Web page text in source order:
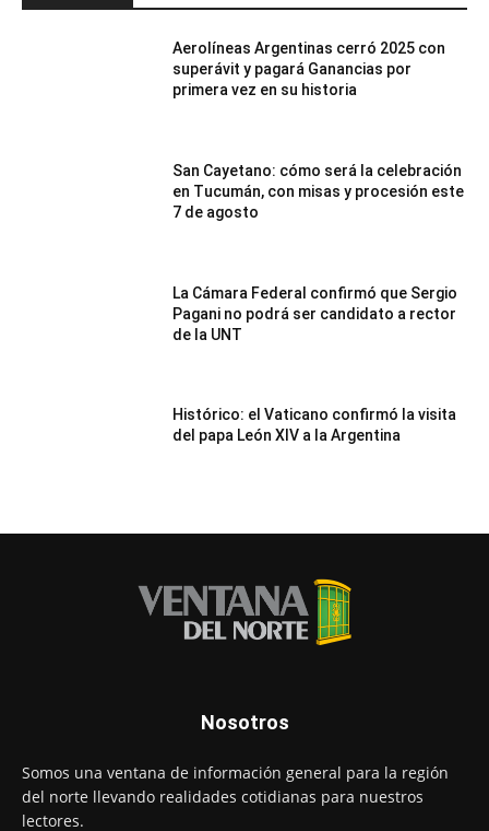
Aerolíneas Argentinas cerró 2025 con
superávit y pagará Ganancias por
primera vez en su historia
San Cayetano: cómo será la celebración
en Tucumán, con misas y procesión este
7 de agosto
La Cámara Federal confirmó que Sergio
Pagani no podrá ser candidato a rector
de la UNT
Histórico: el Vaticano confirmó la visita
del papa León XIV a la Argentina
Nosotros
Somos una ventana de información general para la región
del norte llevando realidades cotidianas para nuestros
lectores.